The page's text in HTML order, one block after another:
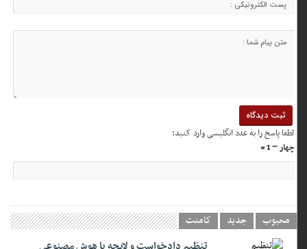
لطفا پاسخ را به عدد انگلیسی وارد کنید:
چهار − 1 =
محبوب جدید کامنت